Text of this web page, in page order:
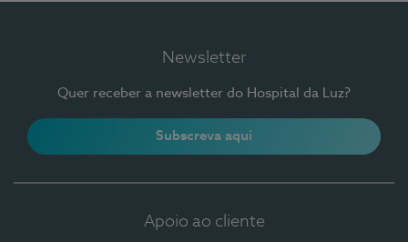
Newsletter
Quer receber a newsletter do Hospital da Luz?
Subscreva aqui
Apoio ao cliente